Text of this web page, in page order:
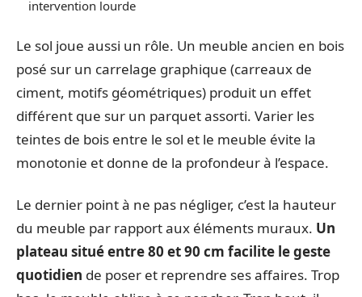
intervention lourde
Le sol joue aussi un rôle. Un meuble ancien en bois
posé sur un carrelage graphique (carreaux de
ciment, motifs géométriques) produit un effet
différent que sur un parquet assorti. Varier les
teintes de bois entre le sol et le meuble évite la
monotonie et donne de la profondeur à l’espace.
Le dernier point à ne pas négliger, c’est la hauteur
du meuble par rapport aux éléments muraux. Un
plateau situé entre 80 et 90 cm facilite le geste
quotidien de poser et reprendre ses affaires. Trop